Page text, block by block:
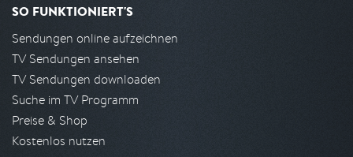
SO FUNKTIONIERT'S
Sendungen online aufzeichnen
TV Sendungen ansehen
TV Sendungen downloaden
Suche im TV Programm
Preise & Shop
Kostenlos nutzen